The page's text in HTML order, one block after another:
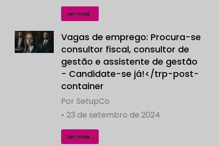
Ler mais
Vagas de emprego: Procura-se
consultor fiscal, consultor de
gestão e assistente de gestão
- Candidate-se já!</trp-post-
container
Por SetupCo
23 de setembro de 2024
Ler mais